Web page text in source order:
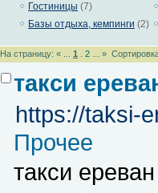
Гостиницы (7)
Базы отдыха, кемпинги (2)
На страницу: « ... 1 2 ... »
такси
https://taksi-
Прочее
такси